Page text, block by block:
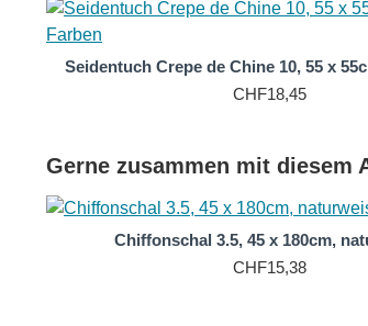
hervorragend für Menschen mit
Seidentuch Crepe de Chine 10, 55 x
CHF18,45
Gerne zusammen mit diesem
Chiffonschal 3.5, 45 x 180cm,
CHF15,38